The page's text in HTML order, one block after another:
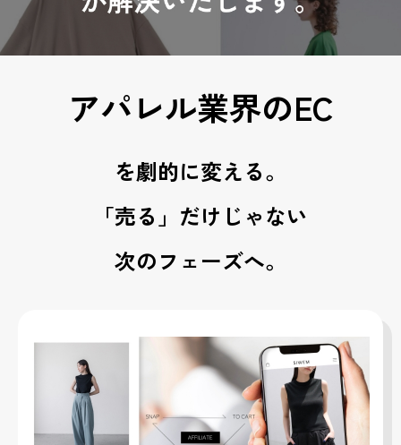
アパレル業界のEC
を劇的に変える。
「売る」だけじゃない
次のフェーズへ。